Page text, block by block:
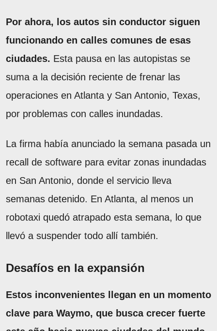
Por ahora, los autos sin conductor siguen
funcionando en calles comunes de esas
ciudades. Esta pausa en las autopistas se
suma a la decisión reciente de frenar las
operaciones en Atlanta y San Antonio, Texas,
por problemas con calles inundadas.
La firma había anunciado la semana pasada un
recall de software para evitar zonas inundadas
en San Antonio, donde el servicio lleva
semanas detenido. En Atlanta, al menos un
robotaxi quedó atrapado esta semana, lo que
llevó a suspender todo allí también.
Desafíos en la expansión
Estos inconvenientes llegan en un momento
clave para Waymo, que busca crecer fuerte